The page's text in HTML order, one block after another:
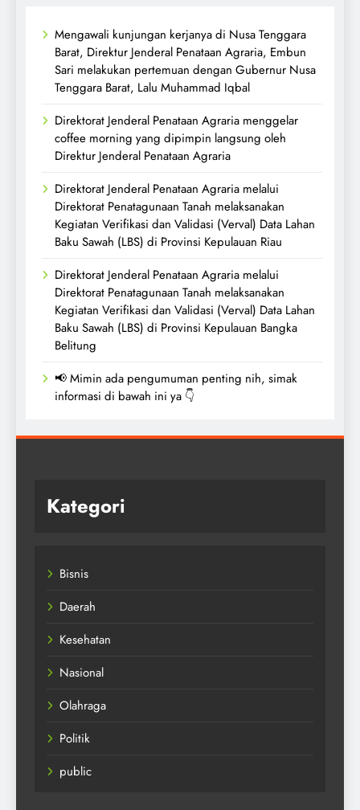
Mengawali kunjungan kerjanya di Nusa Tenggara
Barat, Direktur Jenderal Penataan Agraria, Embun
Sari melakukan pertemuan dengan Gubernur Nusa
Tenggara Barat, Lalu Muhammad Iqbal
Direktorat Jenderal Penataan Agraria menggelar
coffee morning yang dipimpin langsung oleh
Direktur Jenderal Penataan Agraria
Direktorat Jenderal Penataan Agraria melalui
Direktorat Penatagunaan Tanah melaksanakan
Kegiatan Verifikasi dan Validasi (Verval) Data Lahan
Baku Sawah (LBS) di Provinsi Kepulauan Riau
Direktorat Jenderal Penataan Agraria melalui
Direktorat Penatagunaan Tanah melaksanakan
Kegiatan Verifikasi dan Validasi (Verval) Data Lahan
Baku Sawah (LBS) di Provinsi Kepulauan Bangka
Belitung
📢 Mimin ada pengumuman penting nih, simak
informasi di bawah ini ya 👇
Kategori
Bisnis
Daerah
Kesehatan
Nasional
Olahraga
Politik
public